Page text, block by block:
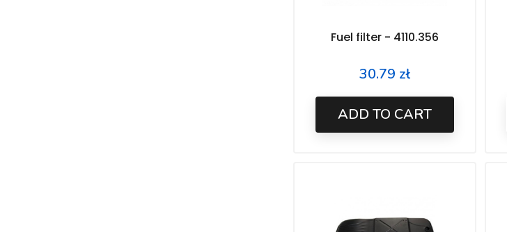
Fuel filter - 4110.356
Price
30.79 zł
ADD TO CART